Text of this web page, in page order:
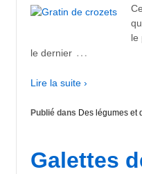
le
le dernier …
Lire la suite ›
Publié dans Des légumes et
Galettes